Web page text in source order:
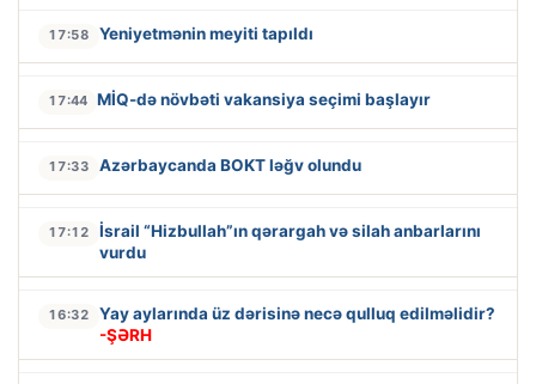
17:58 Yeniyetmənin meyiti tapıldı
17:44 MİQ-də növbəti vakansiya seçimi başlayır
17:33 Azərbaycanda BOKT ləğv olundu
17:12
İsrail “Hizbullah”ın qərargah və silah anbarlarını
vurdu
16:32
Yay aylarında üz dərisinə necə qulluq edilməlidir?
-ŞƏRH